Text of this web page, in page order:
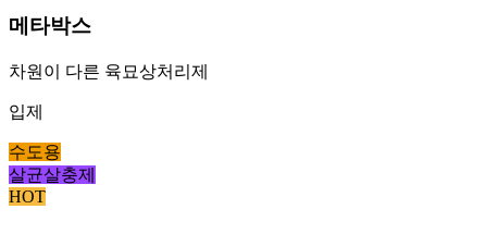
메타박스
차원이 다른 육묘상처리제
입제
수도용
살균살충제
HOT